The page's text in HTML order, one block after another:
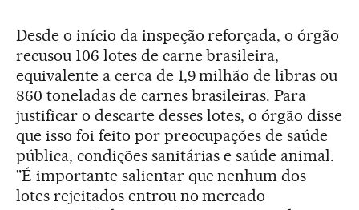
Desde o início da inspeção reforçada, o órgão
recusou 106 lotes de carne brasileira,
equivalente a cerca de 1,9 milhão de libras ou
860 toneladas de carnes brasileiras. Para
justificar o descarte desses lotes, o órgão disse
que isso foi feito por preocupações de saúde
pública, condições sanitárias e saúde animal.
"É importante salientar que nenhum dos
lotes rejeitados entrou no mercado